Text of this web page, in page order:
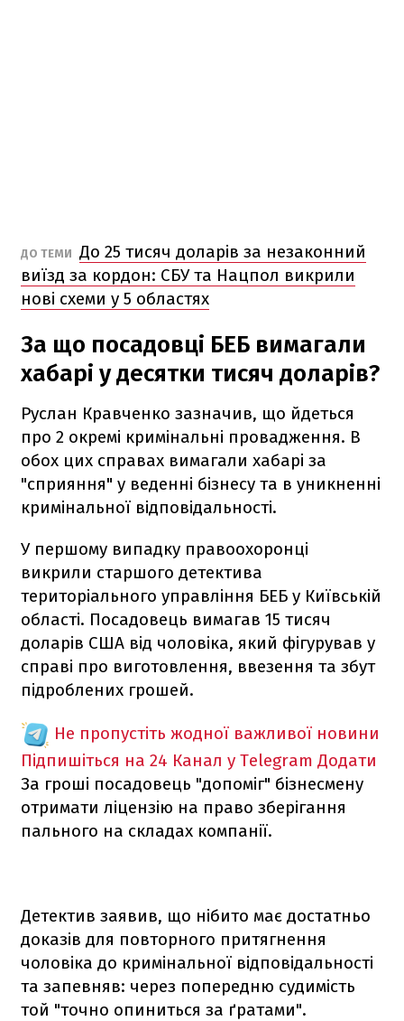
ДО ТЕМИ До 25 тисяч доларів за незаконний
виїзд за кордон: СБУ та Нацпол викрили
нові схеми у 5 областях
За що посадовці БЕБ вимагали
хабарі у десятки тисяч доларів?
Руслан Кравченко зазначив, що йдеться
про 2 окремі кримінальні провадження. В
обох цих справах вимагали хабарі за
"сприяння" у веденні бізнесу та в уникненні
кримінальної відповідальності.
У першому випадку правоохоронці
викрили старшого детектива
територіального управління БЕБ у Київській
області. Посадовець вимагав 15 тисяч
доларів США від чоловіка, який фігурував у
справі про виготовлення, ввезення та збут
підроблених грошей.
Не пропустіть жодної важливої новини
Підпишіться на 24 Канал у Telegram Додати
За гроші посадовець "допоміг" бізнесмену
отримати ліцензію на право зберігання
пального на складах компанії.
Детектив заявив, що нібито має достатньо
доказів для повторного притягнення
чоловіка до кримінальної відповідальності
та запевняв: через попередню судимість
той "точно опиниться за ґратами".